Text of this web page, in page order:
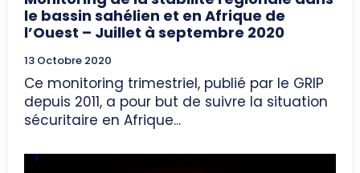
le bassin sahélien et en Afrique de
l’Ouest – Juillet à septembre 2020
13 Octobre 2020
Ce monitoring trimestriel, publié par le GRIP
depuis 2011, a pour but de suivre la situation
sécuritaire en Afrique...